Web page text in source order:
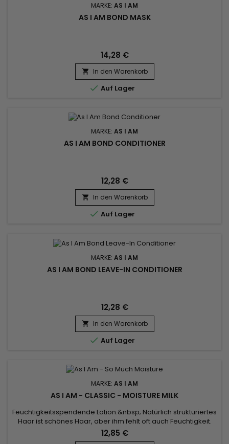
MARKE: AS I AM
AS I AM BOND MASK
14,28 €
 In den Warenkorb
 Auf Lager
MARKE: AS I AM
AS I AM BOND CONDITIONER
12,28 €
 In den Warenkorb
 Auf Lager
MARKE: AS I AM
AS I AM BOND LEAVE-IN CONDITIONER
12,28 €
 In den Warenkorb
 Auf Lager
MARKE: AS I AM
AS I AM - CLASSIC - MOISTURE MILK
Feuchtigkeitsspendende Lotion.&nbsp; Natürlich strukturiertes
Haar ist schönes Haar, aber ihm fehlt oft auch Feuchtigkeit.
Dehydriertes Haar sieht stumpf aus, fühlt sich rau an, lässt sich
schwer stylen und widersteht allen Versuchen, die
12,85 €